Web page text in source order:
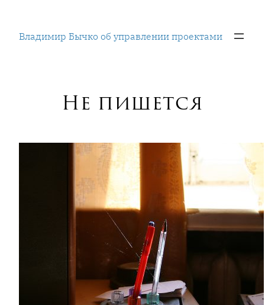
содержимому
Владимир Бычко об управлении проектами
Не пишется